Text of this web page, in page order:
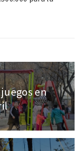
en